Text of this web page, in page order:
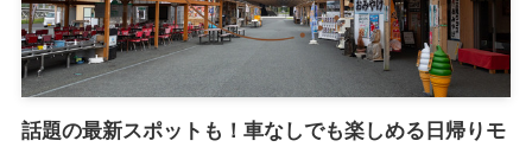
話題の最新スポットも！車なしでも楽しめる日帰りモ